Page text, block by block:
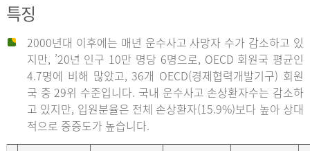
특징
2000년대 이후에는 매년 운수사고 사망자 수가 감소하고 있
지만, ’20년 인구 10만 명당 6명으로, OECD 회원국 평균인
4.7명에 비해 많았고, 36개 OECD(경제협력개발기구) 회원
국 중 29위 수준입니다. 국내 운수사고 손상환자수는 감소하
고 있지만, 입원분율은 전체 손상환자(15.9%)보다 높아 상대
적으로 중증도가 높습니다.